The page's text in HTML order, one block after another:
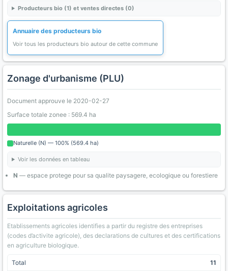
Producteurs bio (1) et ventes directes (0)
Annuaire des producteurs bio
Voir tous les producteurs bio autour de cette commune
Zonage d'urbanisme (PLU)
Document approuve le 2020-02-27
Surface totale zonee : 569.4 ha
Naturelle (N) — 100% (569.4 ha)
Voir les données en tableau
N — espace protege pour sa qualite paysagere, ecologique ou forestiere
Exploitations agricoles
Etablissements agricoles identifies a partir du registre des entreprises
(codes d’activite agricole), des declarations de cultures et des certifications
en agriculture biologique.
Total 11